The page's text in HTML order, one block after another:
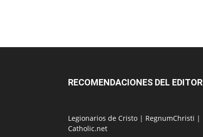
RECOMENDACIONES DEL EDITOR
Legionarios de Cristo | RegnumChristi |
Catholic.net